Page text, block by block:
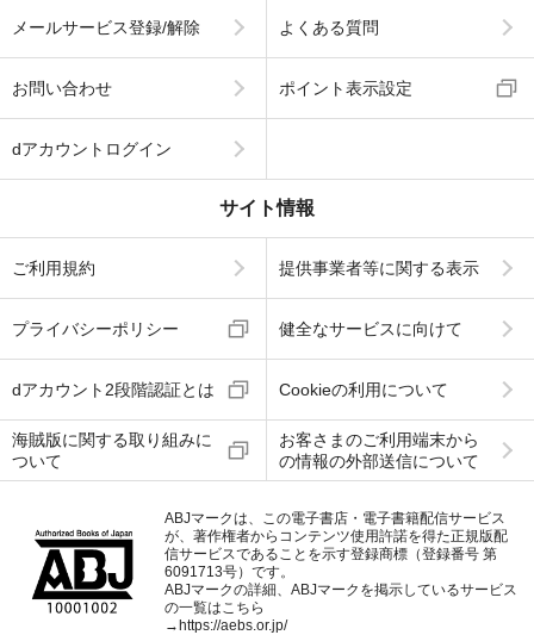
メールサービス登録/解除 よくある質問
お問い合わせ ポイント表示設定
dアカウントログイン
サイト情報
ご利用規約 提供事業者等に関する表示
プライバシーポリシー 健全なサービスに向けて
dアカウント2段階認証とは Cookieの利用について
海賊版に関する取り組みに
ついて
お客さまのご利用端末から
の情報の外部送信について
ABJマークは、この電子書店・電子書籍配信サービス
が、著作権者からコンテンツ使用許諾を得た正規版配
信サービスであることを示す登録商標（登録番号 第
6091713号）です。
ABJマークの詳細、ABJマークを掲示しているサービス
の一覧はこちら
→https://aebs.or.jp/